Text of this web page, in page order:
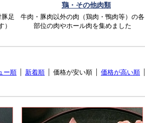
足
鶏・その他肉類
牛肉・豚肉以外の肉（鶏肉・鴨肉等）の各
部位の肉やホール肉を集めました
ー順 新着順 価格が安い順 価格が高い順